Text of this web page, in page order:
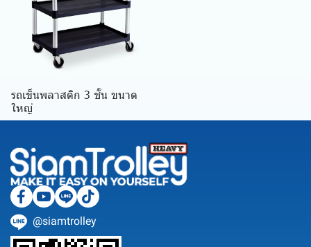
รถเข็นพลาสติก 3 ชั้น ขนาด
ใหญ่
@siamtrolley